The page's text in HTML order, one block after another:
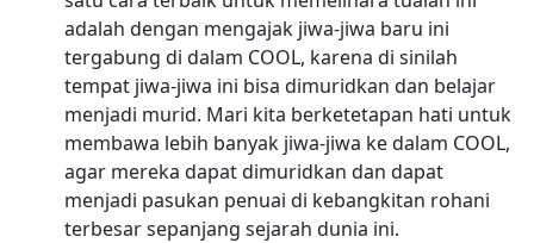
adalah dengan mengajak jiwa-jiwa baru ini
tergabung di dalam COOL, karena di sinilah
tempat jiwa-jiwa ini bisa dimuridkan dan belajar
menjadi murid. Mari kita berketetapan hati untuk
membawa lebih banyak jiwa-jiwa ke dalam COOL,
agar mereka dapat dimuridkan dan dapat
menjadi pasukan penuai di kebangkitan rohani
terbesar sepanjang sejarah dunia ini.